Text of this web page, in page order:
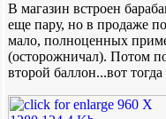
В магазин встроен
еще пару, но в продаже
мало, полноценных
(осторожничал). Потом
второй баллон...вот